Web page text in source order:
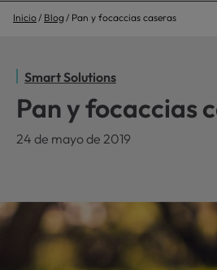
Inicio Blog Pan y focaccias caseras
Smart Solutions
Pan y focaccias
24 de mayo de 2019